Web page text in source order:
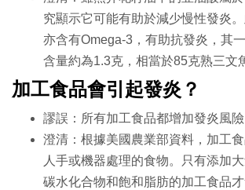
究顯示它可能有助於減少慢性發炎
亦含有Omega-3 ，有助抗發炎，其
含量約為1.3克，相當於85克熟三文
加工食品會引起發炎？
謬誤：所有加工食品都增加發炎風險
澄清：根據美國農業部資料，加工
人手或機器處理的食物。只有添加
碳水化合物和飽和脂肪的加工食品